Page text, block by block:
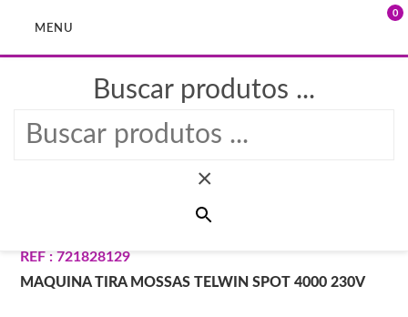
0
MENU
Buscar produtos ...
×
REF : 721828129
MAQUINA TIRA MOSSAS TELWIN SPOT 4000 230V